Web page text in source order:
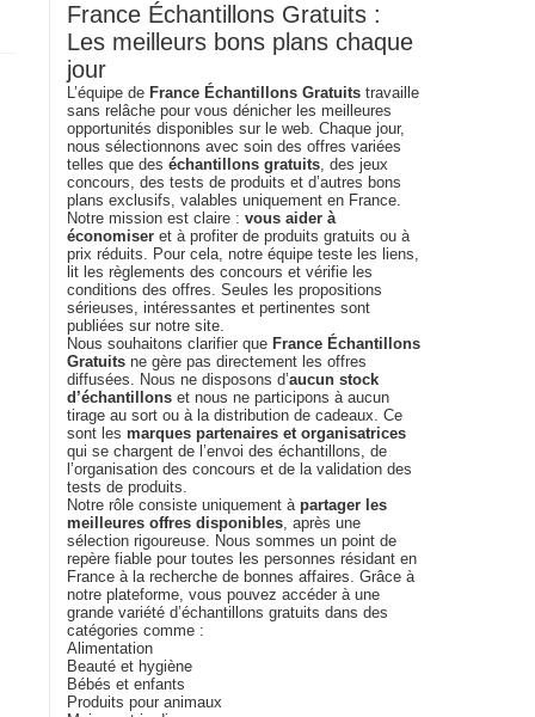
France Échantillons Gratuits :
Les meilleurs bons plans chaque
jour
L’équipe de France Échantillons Gratuits travaille
sans relâche pour vous dénicher les meilleures
opportunités disponibles sur le web. Chaque jour,
nous sélectionnons avec soin des offres variées
telles que des échantillons gratuits, des jeux
concours, des tests de produits et d’autres bons
plans exclusifs, valables uniquement en France.
Notre mission est claire : vous aider à
économiser et à profiter de produits gratuits ou à
prix réduits. Pour cela, notre équipe teste les liens,
lit les règlements des concours et vérifie les
conditions des offres. Seules les propositions
sérieuses, intéressantes et pertinentes sont
publiées sur notre site.
Nous souhaitons clarifier que France Échantillons
Gratuits ne gère pas directement les offres
diffusées. Nous ne disposons d’aucun stock
d’échantillons et nous ne participons à aucun
tirage au sort ou à la distribution de cadeaux. Ce
sont les marques partenaires et organisatrices
qui se chargent de l’envoi des échantillons, de
l’organisation des concours et de la validation des
tests de produits.
Notre rôle consiste uniquement à partager les
meilleures offres disponibles, après une
sélection rigoureuse. Nous sommes un point de
repère fiable pour toutes les personnes résidant en
France à la recherche de bonnes affaires. Grâce à
notre plateforme, vous pouvez accéder à une
grande variété d’échantillons gratuits dans des
catégories comme :
Alimentation
Beauté et hygiène
Bébés et enfants
Produits pour animaux